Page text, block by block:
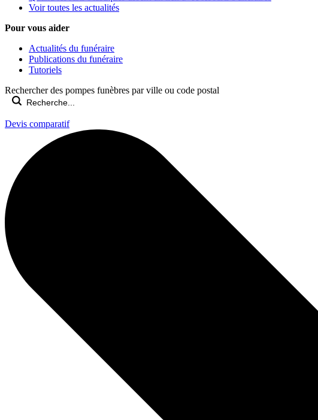
Voir toutes les actualités
Pour vous aider
Actualités du funéraire
Publications du funéraire
Tutoriels
Rechercher des pompes funèbres par ville ou code postal
Devis comparatif